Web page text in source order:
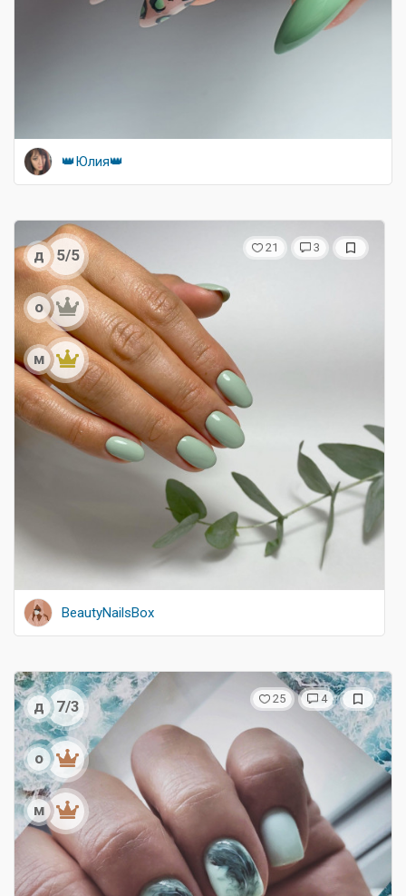
👑Юлия👑
д 5/5
о
м
21 3
BeautyNailsBox
д 7/3
о
м
25 4